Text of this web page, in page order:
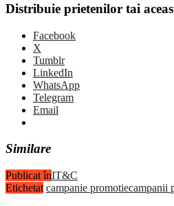
Distribuie prietenilor tai
Facebook
X
Tumblr
LinkedIn
WhatsApp
Telegram
Email
Similare
Publicat înIT&C
Etichetat campanie promotiecampanii